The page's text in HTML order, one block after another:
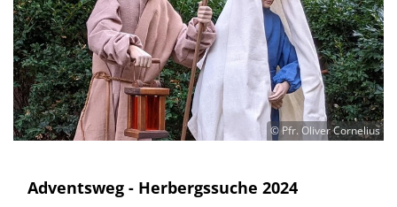
© Pfr. Oliver Cornelius
Adventsweg - Herbergssuche 2024